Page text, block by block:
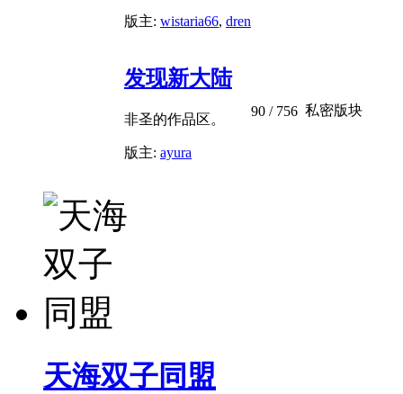
版主: wistaria66, dren
发现新大陆
非圣的作品区。
版主: ayura
90 / 756 私密版块
天海双子同盟